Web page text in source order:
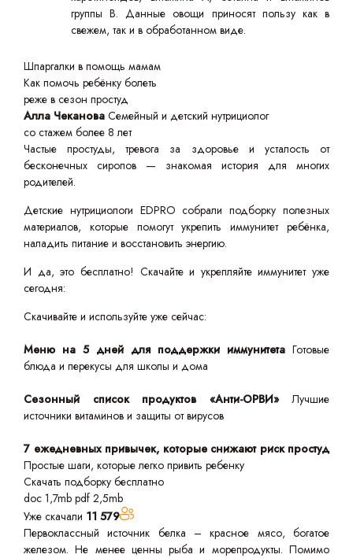
группы B. Данные овощи приносят пользу как в
свежем, так и в обработанном виде.
Шпаргалки в помощь мамам
Как помочь ребёнку болеть
реже в сезон простуд
Алла Чеканова Семейный и детский нутрициолог
со стажем более 8 лет
Частые простуды, тревога за здоровье и усталость от
бесконечных сиропов — знакомая история для многих
родителей.
Детские нутрициологи EDPRO собрали подборку полезных
материалов, которые помогут укрепить иммунитет ребёнка,
наладить питание и восстановить энергию.
И да, это бесплатно! Скачайте и укрепляйте иммунитет уже
сегодня:
Скачивайте и используйте уже сейчас:
Меню на 5 дней для поддержки иммунитета Готовые
блюда и перекусы для школы и дома
Сезонный список продуктов «Анти-ОРВИ»
Лучшие
источники витаминов и защиты от вирусов
7 ежедневных привычек, которые снижают риск простуд
Простые шаги, которые легко привить ребенку
Скачать подборку бесплатно
doc 1,7mb pdf 2,5mb
Уже скачали 11 579
Первоклассный источник белка – красное мясо, богатое
железом. Не менее ценны рыба и морепродукты. Помимо